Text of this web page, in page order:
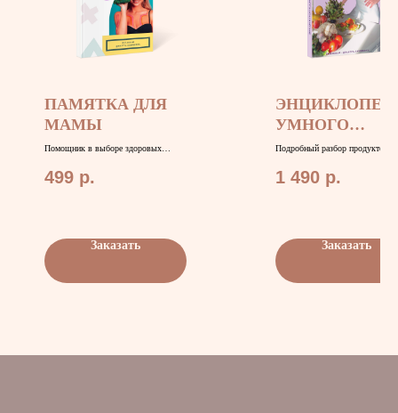
ПАМЯТКА ДЛЯ
МАМЫ
Помощник в выборе здоровых
посуды, а также правила хранения
продуктов.
499 р.
Заказать
УМНОГО
ПОТРЕБИТЕЛЯ
Подробный разбор продуктов,
посуде и здоровом питании.
1 490 р.
Заказать